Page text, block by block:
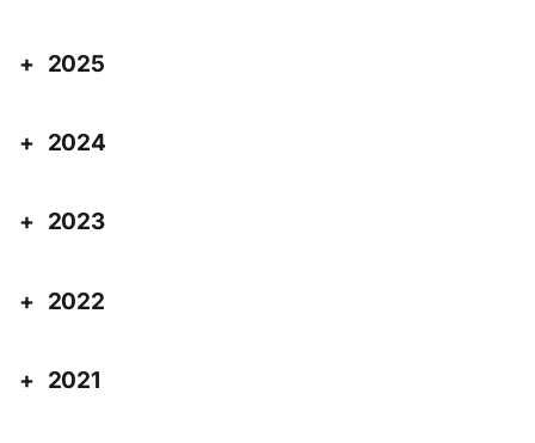
2025
2024
2023
2022
2021